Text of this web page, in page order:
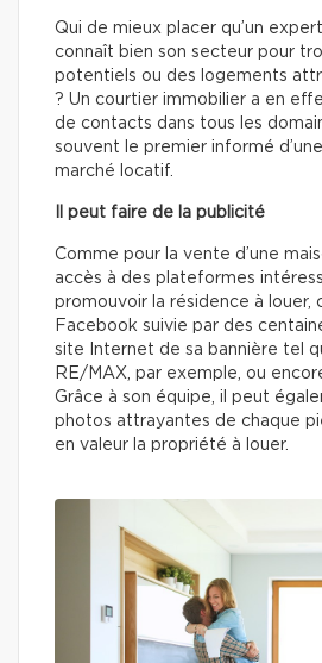
Qui de mieux placer qu’un
connaît bien son secteur pour
potentiels ou des logements
? Un courtier immobilier a en
de contacts dans tous les
souvent le premier informé
marché locatif.
Il peut faire de la publicité
Comme pour la vente d’une
accès à des plateformes
promouvoir la résidence à louer,
Facebook suivie par des
site Internet de sa bannière tel
RE/MAX, par exemple, ou
Grâce à son équipe, il peut
photos attrayantes de chaque
en valeur la propriété à louer.